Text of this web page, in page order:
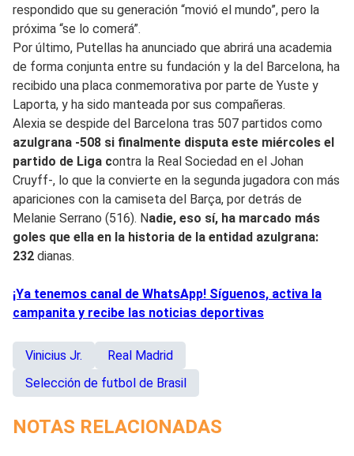
respondido que su generación “movió el mundo”, pero la
próxima “se lo comerá”.
Por último, Putellas ha anunciado que abrirá una academia
de forma conjunta entre su fundación y la del Barcelona, ha
recibido una placa conmemorativa por parte de Yuste y
Laporta, y ha sido manteada por sus compañeras.
Alexia se despide del Barcelona tras 507 partidos como
azulgrana -508 si finalmente disputa este miércoles el
partido de Liga contra la Real Sociedad en el Johan
Cruyff-, lo que la convierte en la segunda jugadora con más
apariciones con la camiseta del Barça, por detrás de
Melanie Serrano (516). Nadie, eso sí, ha marcado más
goles que ella en la historia de la entidad azulgrana:
232 dianas.
¡Ya tenemos canal de WhatsApp! Síguenos, activa la
campanita y recibe las noticias deportivas
Vinicius Jr.
Real Madrid
Selección de futbol de Brasil
NOTAS RELACIONADAS